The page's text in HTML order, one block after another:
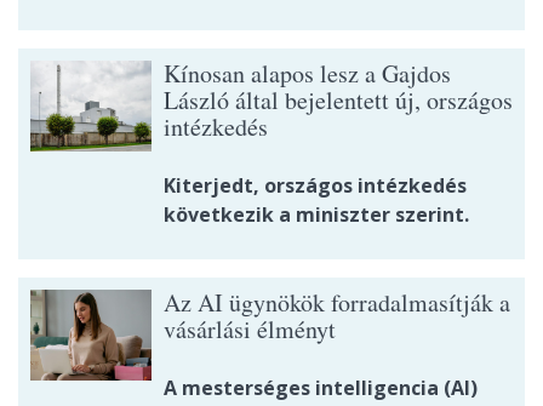
Kínosan alapos lesz a Gajdos
László által bejelentett új, országos
intézkedés
Kiterjedt, országos intézkedés
következik a miniszter szerint.
Az AI ügynökök forradalmasítják a
vásárlási élményt
A mesterséges intelligencia (AI)